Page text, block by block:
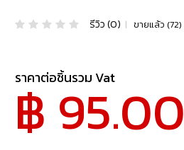
รีวิว (0) | ขายแล้ว (72)
ราคาต่อชิ้นรวม Vat
฿ 95.00